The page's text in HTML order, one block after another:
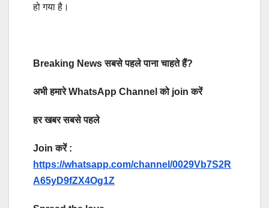
हो गया है।
Breaking News सबसे पहले पाना चाहते हैं?
अभी हमारे WhatsApp Channel को join करें
हर खबर सबसे पहले
Join करें :
https://whatsapp.com/channel/0029Vb7S2R
A65yD9fZX4Og1Z